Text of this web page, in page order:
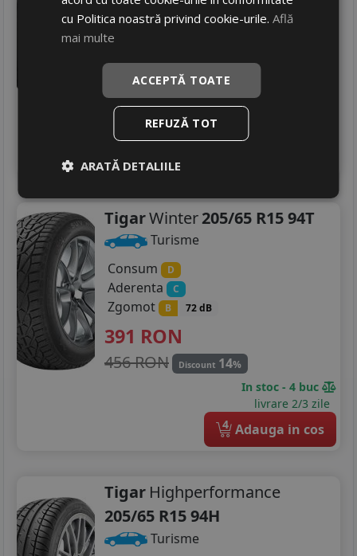
205/65 R15 94V
Turisme
317RON
386 RON 17
In stoc - peste 12 buc
TigarWinter205/65 R15 94T
Turisme
Consum
D
Aderenta C
Zgomot B 72 dB
391 RON
456 RON Discount 14%
In stoc - 4 buc
livrare 2/3 zile
4 Adauga in cos
Tigar Highperformance
205/65 R15 94H
Turisme
cu Politica noastră privind cookie-urile.Află
mai multe
ACCEPTĂ TOATE
REFUZĂ TOT
ARATĂ DETALIILE